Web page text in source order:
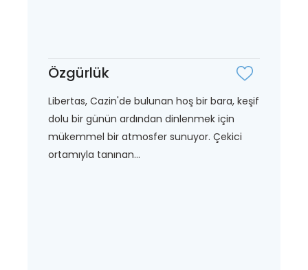
Özgürlük
Libertas, Cazin'de bulunan hoş bir bara, keşif
dolu bir günün ardından dinlenmek için
mükemmel bir atmosfer sunuyor. Çekici
ortamıyla tanınan...